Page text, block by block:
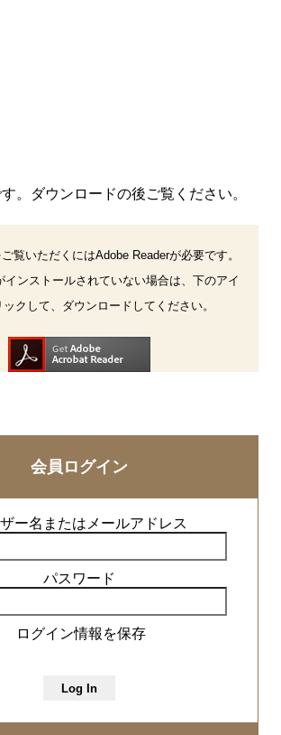
。ダウンロードの後ご覧ください。
覧いただくにはAdobe Readerが必要です。
インストールされていない場合は、下のアイ
ックして、ダウンロードしてください。
会員ログイン
ー名またはメールアドレス
パスワード
ログイン情報を保存